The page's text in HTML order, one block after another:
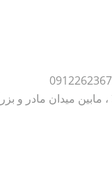
میدان مادر و